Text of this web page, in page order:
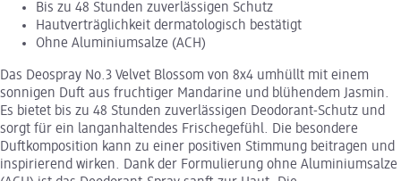
Bis zu 48 Stunden zuverlässigen Schutz
Hautverträglichkeit dermatologisch bestätigt
Ohne Aluminiumsalze (ACH)
Das Deospray No.3 Velvet Blossom von 8x4 umhüllt mit einem
sonnigen Duft aus fruchtiger Mandarine und blühendem Jasmin.
Es bietet bis zu 48 Stunden zuverlässigen Deodorant-Schutz und
sorgt für ein langanhaltendes Frischegefühl. Die besondere
Duftkomposition kann zu einer positiven Stimmung beitragen und
inspirierend wirken. Dank der Formulierung ohne Aluminiumsalze